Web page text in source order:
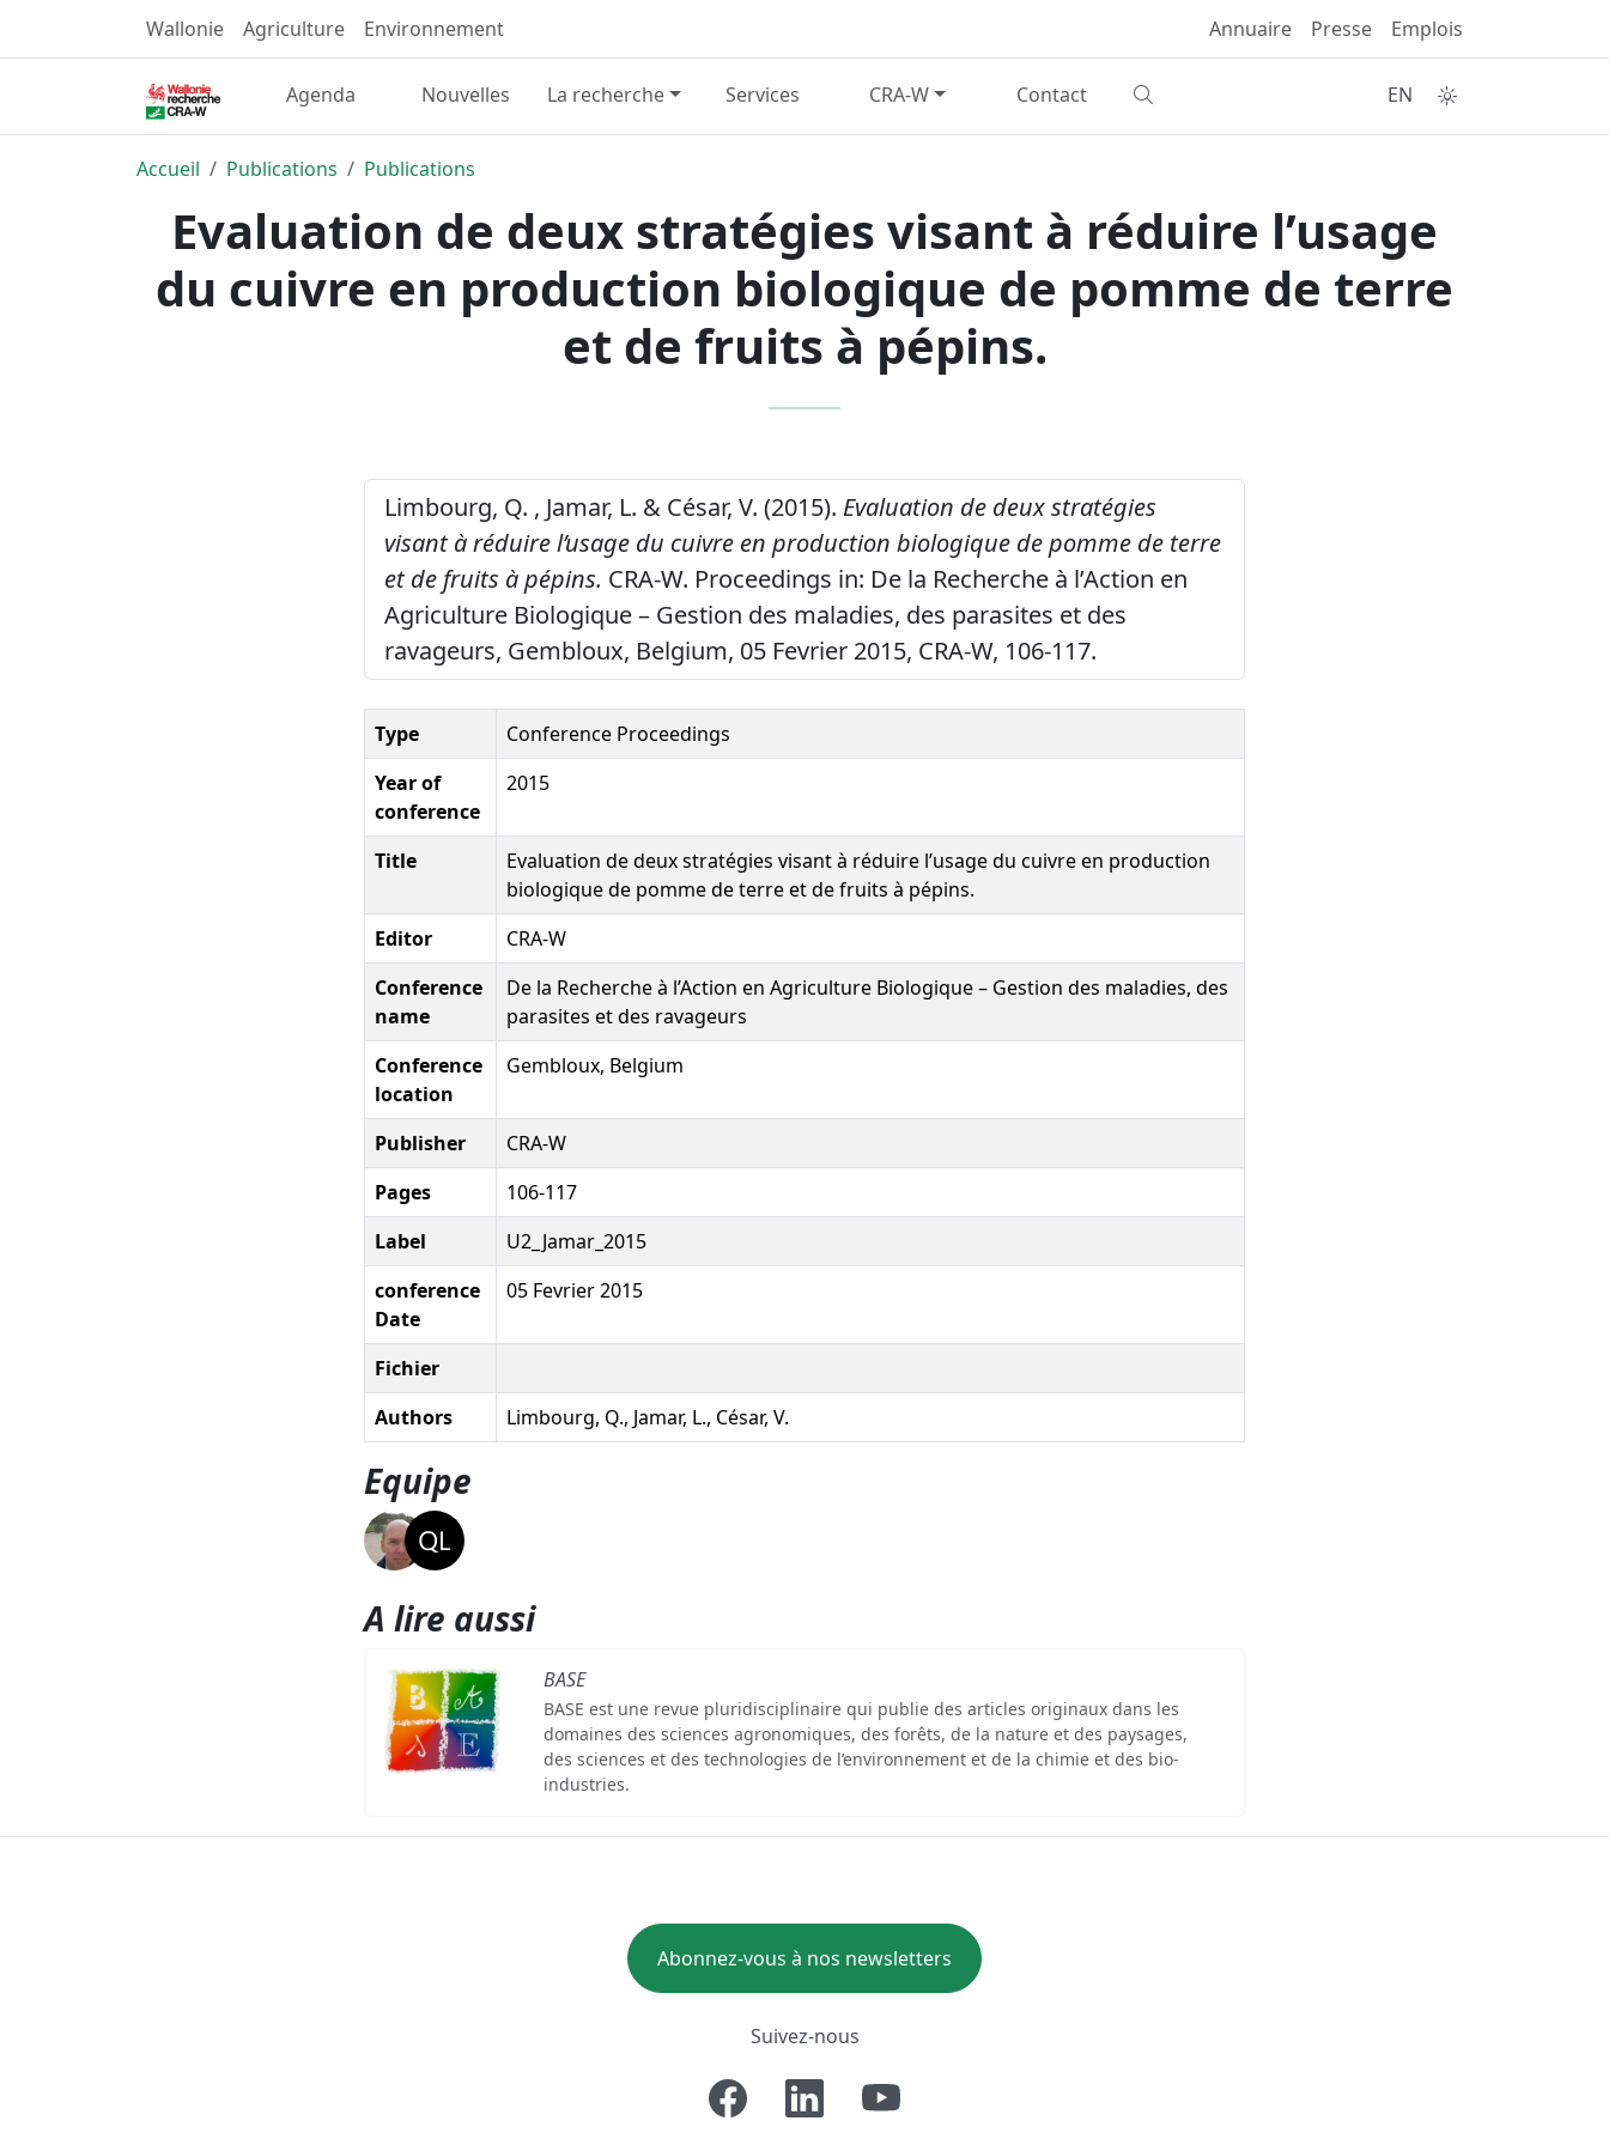
Wallonie Agriculture Environnement Annuaire Presse Emplois
Agenda Nouvelles La recherche Services CRA-W Contact EN
Accueil Publications Publications
Evaluation de deux stratégies visant à réduire l’usage
du cuivre en production biologique de pomme de terre
et de fruits à pépins.
Limbourg, Q. , Jamar, L. & César, V. (2015). Evaluation de deux stratégies
visant à réduire l’usage du cuivre en production biologique de pomme de terre
et de fruits à pépins. CRA-W. Proceedings in: De la Recherche à l’Action en
Agriculture Biologique – Gestion des maladies, des parasites et des
ravageurs, Gembloux, Belgium, 05 Fevrier 2015, CRA-W, 106-117.
Type
Conference Proceedings
Year of
conference
2015
Title
Evaluation de deux stratégies visant à réduire l’usage du cuivre en production
biologique de pomme de terre et de fruits à pépins.
Editor
CRA-W
Conference
name
De la Recherche à l’Action en Agriculture Biologique – Gestion des maladies, des
parasites et des ravageurs
Conference
location
Gembloux, Belgium
Publisher
CRA-W
Pages
106-117
Label
U2_Jamar_2015
conference
Date
05 Fevrier 2015
Fichier
Authors
Limbourg, Q., Jamar, L., César, V.
Equipe
A lire aussi
BASE
BASE est une revue pluridisciplinaire qui publie des articles originaux dans les
domaines des sciences agronomiques, des forêts, de la nature et des paysages,
des sciences et des technologies de l’environnement et de la chimie et des bio-
industries.
Abonnez-vous à nos newsletters
Suivez-nous